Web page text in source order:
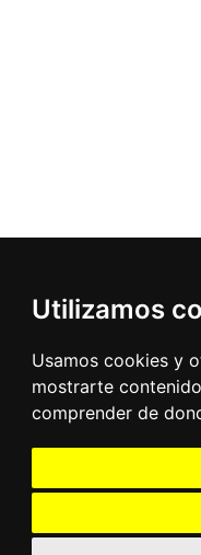
Utilizamos
Usamos cookies y
mostrarte
comprender de